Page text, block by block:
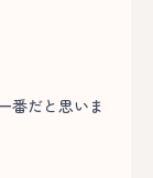
番だと思いま